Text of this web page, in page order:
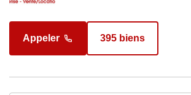
Appeler 129 biens
Appeler 395 biens